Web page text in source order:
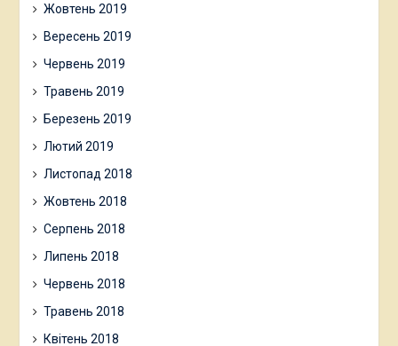
Жовтень 2019
Вересень 2019
Червень 2019
Травень 2019
Березень 2019
Лютий 2019
Листопад 2018
Жовтень 2018
Серпень 2018
Липень 2018
Червень 2018
Травень 2018
Квітень 2018